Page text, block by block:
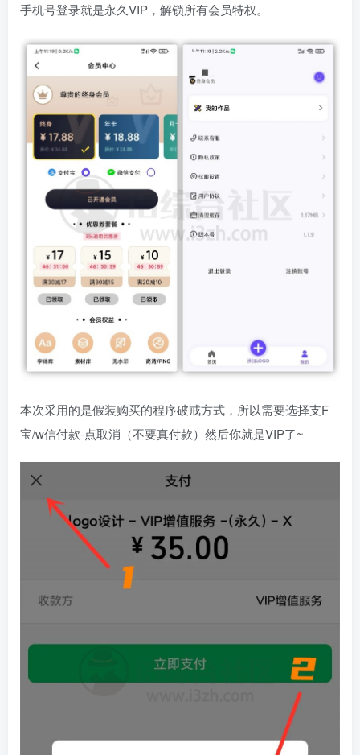
手机号登录就是永久VIP，解锁所有会员特权。
本次采用的是假装购买的程序破戒方式，所以需要选择支F
宝/w信付款-点取消（不要真付款）然后你就是VIP了~